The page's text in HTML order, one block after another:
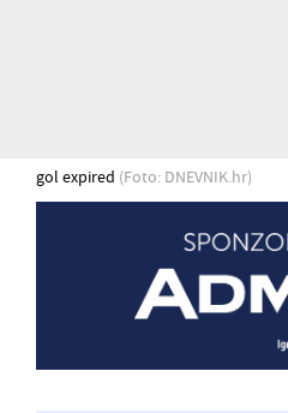
gol expired (Foto: DNEVNIK.hr)